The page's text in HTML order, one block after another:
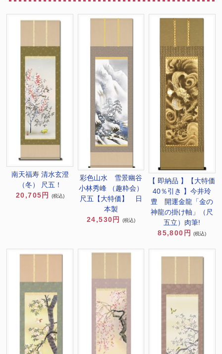
南天福寿 清水玄澄
（冬） 尺五！
20,705円
(税込)
彩色山水 雪景幽谷
小林秀峰 （趣粋会）
尺五【大特価】 日
本製
24,530円
(税込)
【 即納品 】【大特価
40％引き 】今井玲
豊 開運金龍「金の
神龍の掛け軸」（尺
五立）肉筆!
85,800円
(税込)